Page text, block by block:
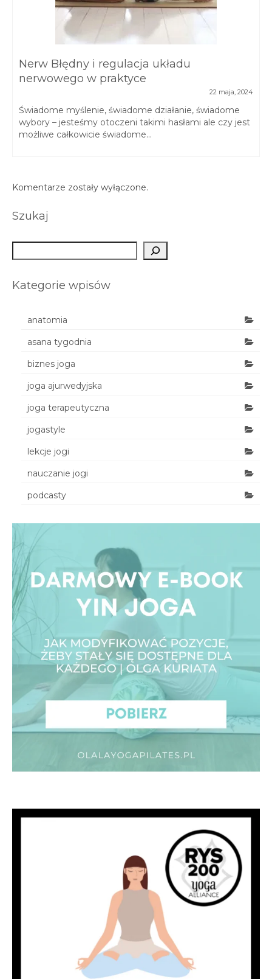
Nerw Błędny i regulacja układu
nerwowego w praktyce
22 maja, 2024
Świadome myślenie, świadome działanie, świadome
wybory – jesteśmy otoczeni takimi hasłami ale czy jest
możliwe całkowicie świadome...
Komentarze zostały wyłączone.
Szukaj
Kategorie wpisów
anatomia
asana tygodnia
biznes joga
joga ajurwedyjska
joga terapeutyczna
jogastyle
lekcje jogi
nauczanie jogi
podcasty